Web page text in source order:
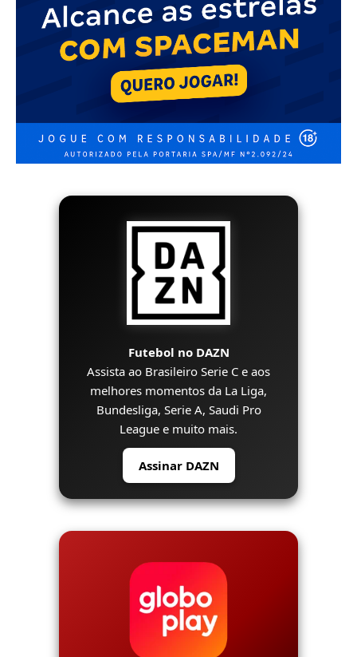
Futebol no DAZN
Assista ao Brasileiro Serie C e aos
melhores momentos da La Liga,
Bundesliga, Serie A, Saudi Pro
League e muito mais.
Assinar DAZN